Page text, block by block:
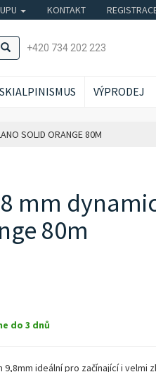
KONTAKT
+420 734 202 223
SKIALPINISMUS VÝPRODEJ
SOLID ORANGE 80M
mm
80m
do 3 dnů
ideální pro začínající i velmi